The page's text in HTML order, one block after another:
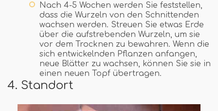
Nach 4-5 Wochen werden Sie feststellen,
dass die Wurzeln von den Schnittenden
wachsen werden. Streuen Sie etwas Erde
über die aufstrebenden Wurzeln, um sie
vor dem Trocknen zu bewahren. Wenn die
sich entwickelnden Pflanzen anfangen,
neue Blätter zu wachsen, können Sie sie in
einen neuen Topf übertragen.
4. Standort